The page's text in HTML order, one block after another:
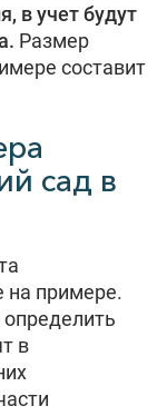
в учет будут
Размер
составит
сад в
на примере.
в